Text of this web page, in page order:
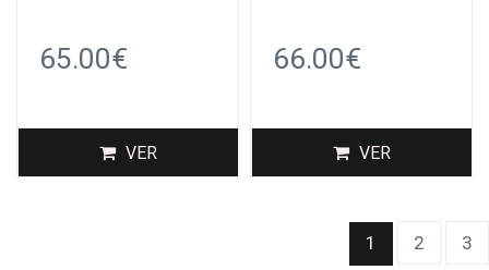
65.00€
VER
66.00€
VER
1 (current)
2 3